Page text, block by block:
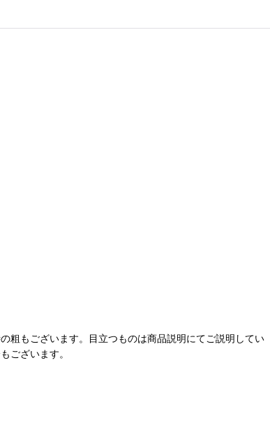
粗もございます。目立つものは商品説明にてご説明してい
ございます。